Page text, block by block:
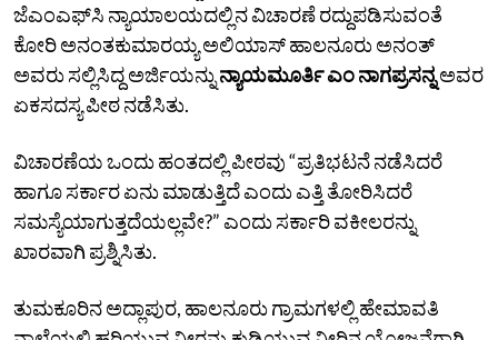
ಜೆಎಂಎಫ್‌ಸಿ ನ್ಯಾಯಾಲಯದಲ್ಲಿನ ವಿಚಾರಣೆ ರದ್ದುಪಡಿಸುವಂತೆ
ಕೋರಿ ಅನಂತಕುಮಾರಯ್ಯ ಅಲಿಯಾಸ್‌ ಹಾಲನೂರು ಅನಂತ್‌
ಅವರು ಸಲ್ಲಿಸಿದ್ದ ಅರ್ಜಿಯನ್ನುನ್ಯಾಯಮೂರ್ತಿ ಎಂ ನಾಗಪ್ರಸನ್ನಅವರ
ಏಕಸದಸ್ಯ ಪೀಠ ನಡೆಸಿತು.
ವಿಚಾರಣೆಯ ಒಂದು ಹಂತದಲ್ಲಿ ಪೀಠವು “ಪ್ರತಿಭಟನೆ ನಡೆಸಿದರೆ
ಹಾಗೂ ಸರ್ಕಾರ ಏನು ಮಾಡುತ್ತಿದೆ ಎಂದು ಎತ್ತಿ ತೋರಿಸಿದರೆ
ಸಮಸ್ಯೆಯಾಗುತ್ತದೆಯಲ್ಲವೇ?” ಎಂದು ಸರ್ಕಾರಿ ವಕೀಲರನ್ನು
ಖಾರವಾಗಿ ಪ್ರಶ್ನಿಸಿತು.
ತುಮಕೂರಿನ ಅದ್ಲಾಪುರ, ಹಾಲನೂರು ಗ್ರಾಮಗಳಲ್ಲಿ ಹೇಮಾವತಿ